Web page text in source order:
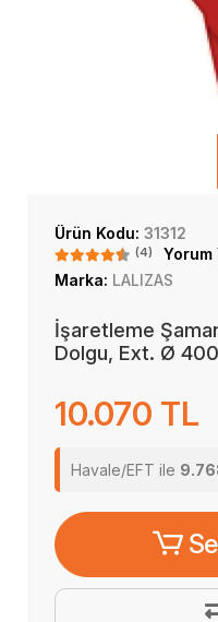
Ürün Kodu: 31312
(4)
Yorum
Marka: LALIZAS
İşaretleme
Dolgu, Ext. Ø
10.070 TL
Havale/EFT ile